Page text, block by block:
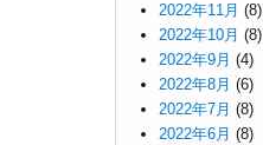
2022年11月 (8)
2022年10月 (8)
2022年9月 (4)
2022年8月 (6)
2022年7月 (8)
2022年6月 (8)